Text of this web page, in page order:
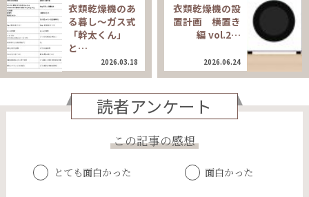
衣類乾燥機のあ
る暮し～ガス式
「幹太くん」
と…
2026.03.18
衣類乾燥機の設
置計画 横置き
編 vol.2…
2026.06.24
読者アンケート
この記事の感想
とても面白かった 面白かった